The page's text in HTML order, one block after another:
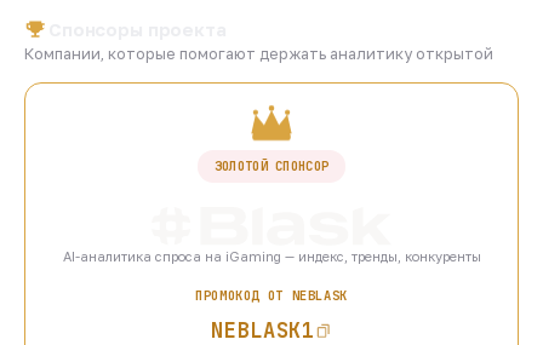
Компании, которые помогают держать аналитику открытой
ЗОЛОТОЙ СПОНСОР
AI-аналитика спроса на iGaming — индекс, тренды, конкуренты
ПРОМОКОД ОТ NEBLASK
NEBLASK1